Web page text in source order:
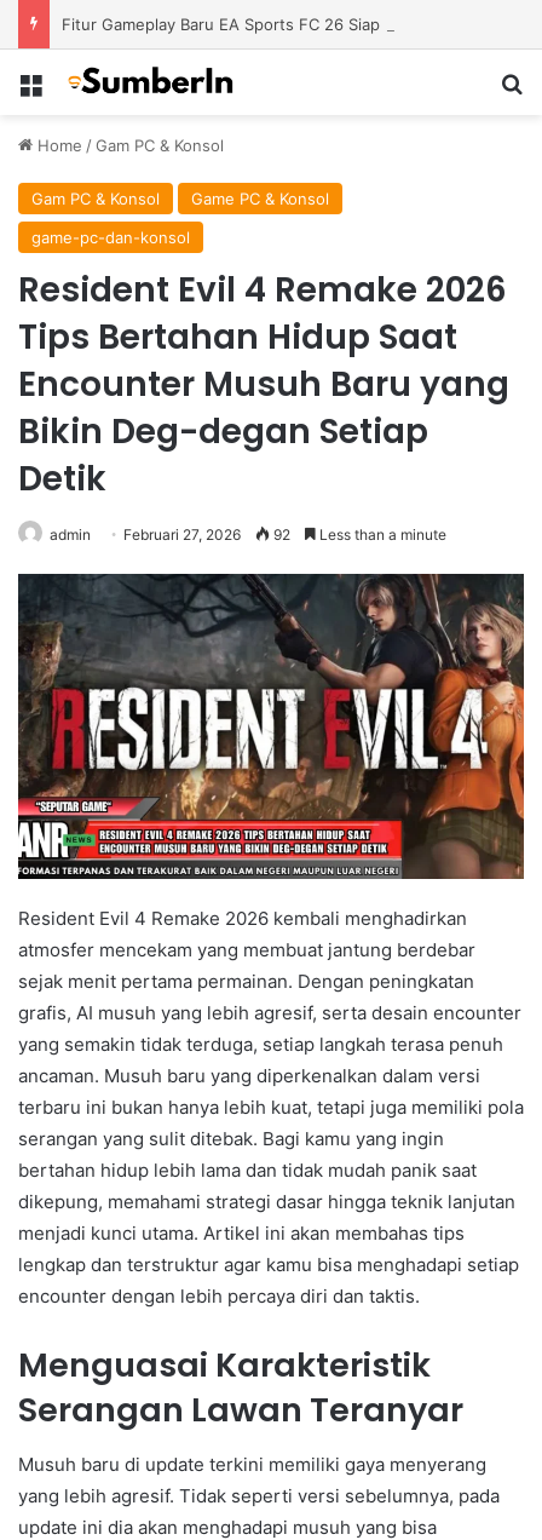
Menu
Home /Gam PC & Konsol
Gam PC & Konsol
Game PC & Konsol
game-pc-dan-konsol
Resident Evil 4 Remake 2026
Tips Bertahan Hidup Saat
Encounter Musuh Baru yang
Bikin Deg-degan Setiap
Detik
admin Februari 27, 2026 92 Less than a minute
Resident Evil 4 Remake 2026 kembali menghadirkan
atmosfer mencekam yang membuat jantung berdebar
sejak menit pertama permainan. Dengan peningkatan
grafis, AI musuh yang lebih agresif, serta desain encounter
yang semakin tidak terduga, setiap langkah terasa penuh
ancaman. Musuh baru yang diperkenalkan dalam versi
terbaru ini bukan hanya lebih kuat, tetapi juga memiliki pola
serangan yang sulit ditebak. Bagi kamu yang ingin
bertahan hidup lebih lama dan tidak mudah panik saat
dikepung, memahami strategi dasar hingga teknik lanjutan
menjadi kunci utama. Artikel ini akan membahas tips
lengkap dan terstruktur agar kamu bisa menghadapi setiap
encounter dengan lebih percaya diri dan taktis.
Menguasai Karakteristik
Serangan Lawan Teranyar
Musuh baru di update terkini memiliki gaya menyerang
yang lebih agresif. Tidak seperti versi sebelumnya, pada
update ini dia akan menghadapi musuh yang bisa